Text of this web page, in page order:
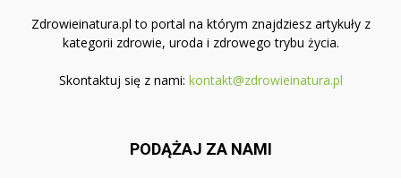
Zdrowieinatura.pl to portal na którym znajdziesz artykuły z
kategorii zdrowie, uroda i zdrowego trybu życia.
Skontaktuj się z nami: kontakt@zdrowieinatura.pl
PODĄŻAJ ZA NAMI